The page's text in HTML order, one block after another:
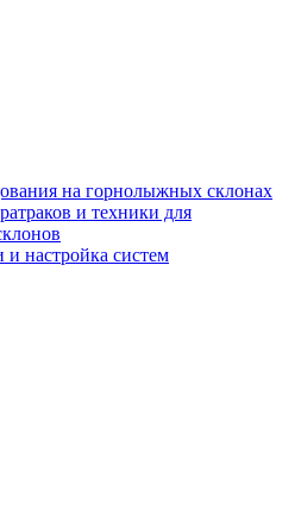
на горнолыжных склонах
и техники для
и настройка систем